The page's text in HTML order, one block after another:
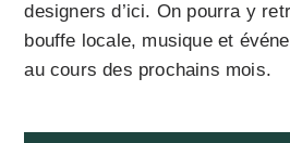
designers d’ici. On pourra y
bouffe locale, musique et
au cours des prochains mois.